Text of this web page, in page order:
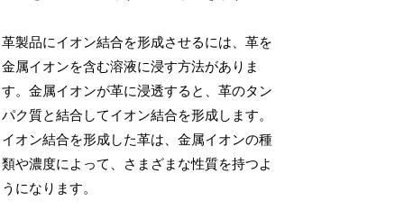
革製品にイオン結合を形成させるには、革を
金属イオンを含む溶液に浸す方法がありま
す。金属イオンが革に浸透すると、革のタン
パク質と結合してイオン結合を形成します。
イオン結合を形成した革は、金属イオンの種
類や濃度によって、さまざまな性質を持つよ
うになります。